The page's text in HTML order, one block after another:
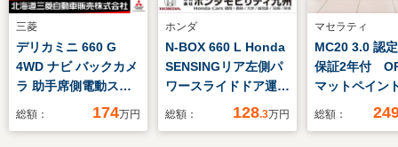
三菱
デリカミニ 660 G
4WD ナビ バックカメ
ラ 助手席側電動スラ
イドドア シートヒー
総額： 174万円
ホンダ
N-BOX 660 L Honda
SENSINGリア左側パ
ワースライドドア運転
席＆助手席シートバッ
総額： 128.3万円
マセラティ
MC20 3.0 認
保証2年付
マットペイン
コアウダー
総額：